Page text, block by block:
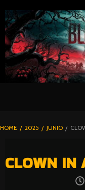
TO
CONTENT
HOME 2025 JUNIO
CLOWN IN